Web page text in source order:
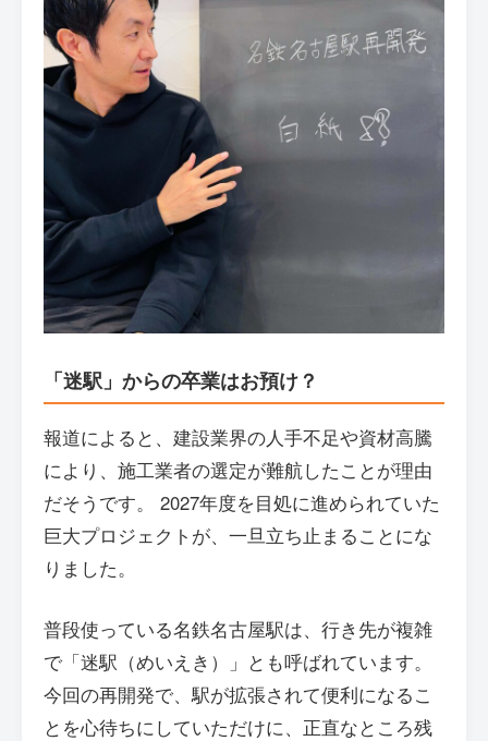
「迷駅」からの卒業はお預け？
報道によると、建設業界の人手不足や資材高騰
により、施工業者の選定が難航したことが理由
だそうです。 2027年度を目処に進められていた
巨大プロジェクトが、一旦立ち止まることにな
りました。
普段使っている名鉄名古屋駅は、行き先が複雑
で「迷駅（めいえき）」とも呼ばれています。
今回の再開発で、駅が拡張されて便利になるこ
とを心待ちにしていただけに、正直なところ残